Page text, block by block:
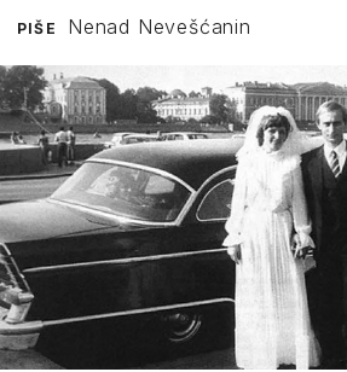
PIŠE Nenad Nevešćanin